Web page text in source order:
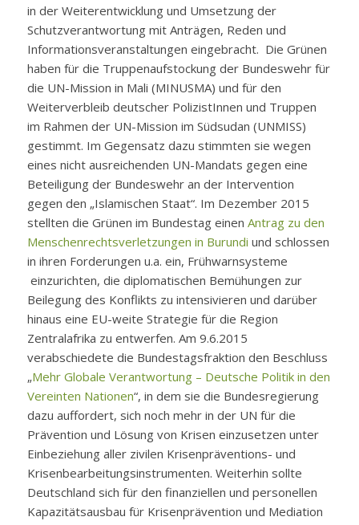
in der Weiterentwicklung und Umsetzung der
Schutzverantwortung mit Anträgen, Reden und
Informationsveranstaltungen eingebracht. Die Grünen
haben für die Truppenaufstockung der Bundeswehr für
die UN-Mission in Mali (MINUSMA) und für den
Weiterverbleib deutscher PolizistInnen und Truppen
im Rahmen der UN-Mission im Südsudan (UNMISS)
gestimmt. Im Gegensatz dazu stimmten sie wegen
eines nicht ausreichenden UN-Mandats gegen eine
Beteiligung der Bundeswehr an der Intervention
gegen den „Islamischen Staat“. Im Dezember 2015
stellten die Grünen im Bundestag einen Antrag zu den
Menschenrechtsverletzungen in Burundi und schlossen
in ihren Forderungen u.a. ein, Frühwarnsysteme
einzurichten, die diplomatischen Bemühungen zur
Beilegung des Konflikts zu intensivieren und darüber
hinaus eine EU-weite Strategie für die Region
Zentralafrika zu entwerfen. Am 9.6.2015
verabschiedete die Bundestagsfraktion den Beschluss
„Mehr Globale Verantwortung – Deutsche Politik in den
Vereinten Nationen“, in dem sie die Bundesregierung
dazu auffordert, sich noch mehr in der UN für die
Prävention und Lösung von Krisen einzusetzen unter
Einbeziehung aller zivilen Krisenpräventions- und
Krisenbearbeitungsinstrumenten. Weiterhin sollte
Deutschland sich für den finanziellen und personellen
Kapazitätsausbau für Krisenprävention und Mediation